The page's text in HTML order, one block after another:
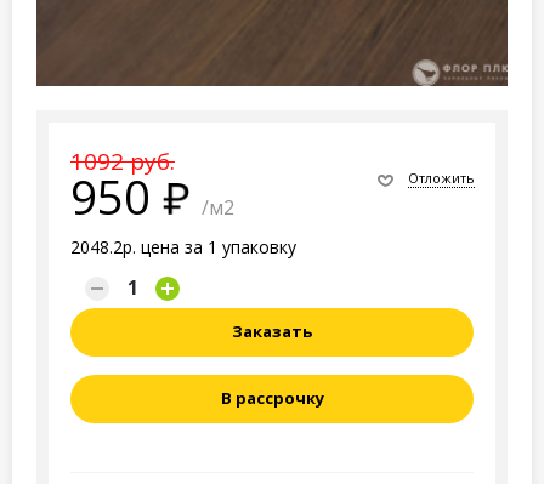
1092 руб.
950 /м2
2048.2р. цена за 1 упаковку
Отложить
Заказать
В рассрочку